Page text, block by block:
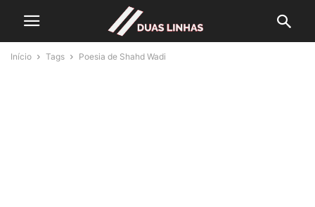
Início Tags Poesia de Shahd Wadi